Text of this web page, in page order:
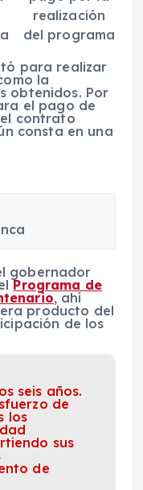
realización
del programa
para realizar
la
obtenidos. Por
el pago de
contrato
consta en una
gobernador
Programa de
, ahí
producto del
de los
seis años.
de
los
sus
de